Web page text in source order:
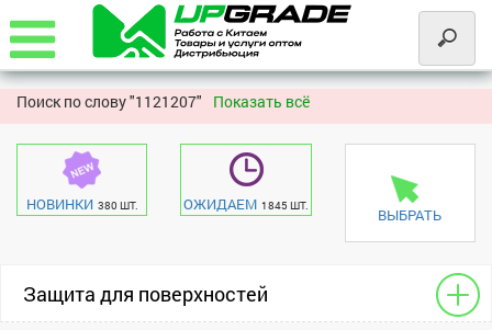
Поиск по слову "1121207" Показать всё
НОВИНКИ 380 ШТ. ОЖИДАЕМ 1845 ШТ. ВЫБРАТЬ
Защита для поверхностей